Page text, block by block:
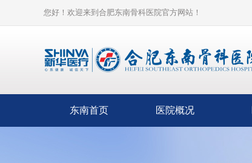
您好！欢迎来到合肥东南骨科医院官方网站！
东南首页 医院概况